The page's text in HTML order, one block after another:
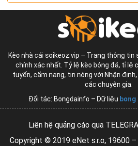
Kèo nhà cái soikeoz.vip – Trang thông tin
chính xác nhất. Tỷ lệ kèo bóng đá, tỉ lệ
tuyến, cẩm nang, tin nóng với Nhận
các chuyên gia.
Đối tác: Bongdainfo – Dữ liệu bong
Liên hệ quảng cáo qua
Copyright © 2019 eNet s.r.o, 19600